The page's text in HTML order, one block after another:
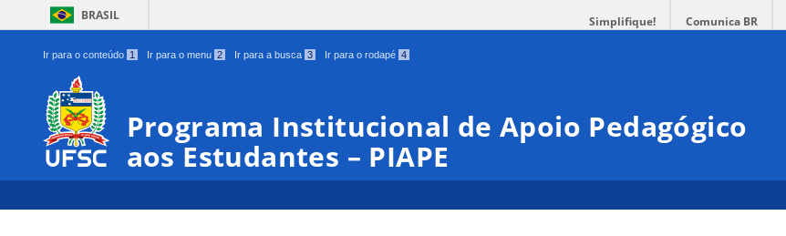
BRASIL Simplifique! Comunica BR
Ir para o conteúdo 1 Ir para o menu 2 Ir para a busca 3 Ir para o rodapé 4
Programa Institucional de Apoio Pedagógico
aos Estudantes – PIAPE